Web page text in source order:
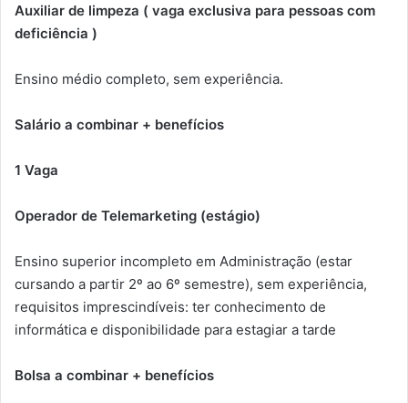
Auxiliar de limpeza ( vaga exclusiva para pessoas com
deficiência )
Ensino médio completo, sem experiência.
Salário a combinar + benefícios
1 Vaga
Operador de Telemarketing (estágio)
Ensino superior incompleto em Administração (estar
cursando a partir 2º ao 6º semestre), sem experiência,
requisitos imprescindíveis: ter conhecimento de
informática e disponibilidade para estagiar a tarde
Bolsa a combinar + benefícios